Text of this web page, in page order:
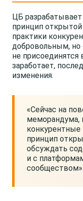
ЦБ
принцип
практики
добровольным, но
не
заработает,
изменения.
«Сейчас на
меморандума,
конкурентные
принцип
обсуждать
и с
сообществом».